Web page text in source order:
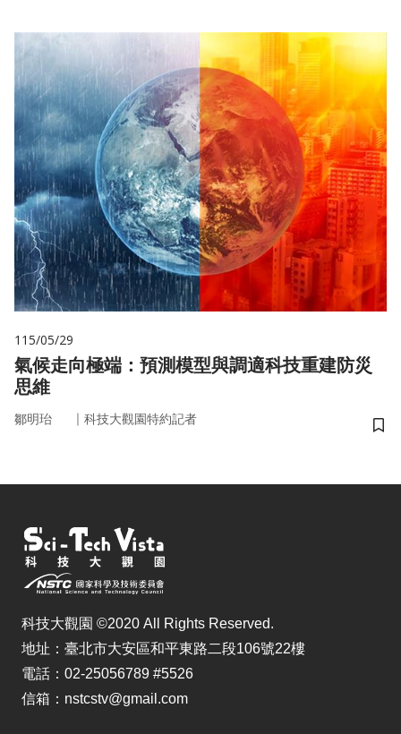
115/05/29
氣候走向極端：預測模型與調適科技重建防災
思維
鄒明珆 ｜ 科技大觀園特約記者
儲
科技大觀園 ©2020 All Rights Reserved.
地址：臺北市大安區和平東路二段106號22樓
電話：02-25056789 #5526
信箱：nstcstv@gmail.com